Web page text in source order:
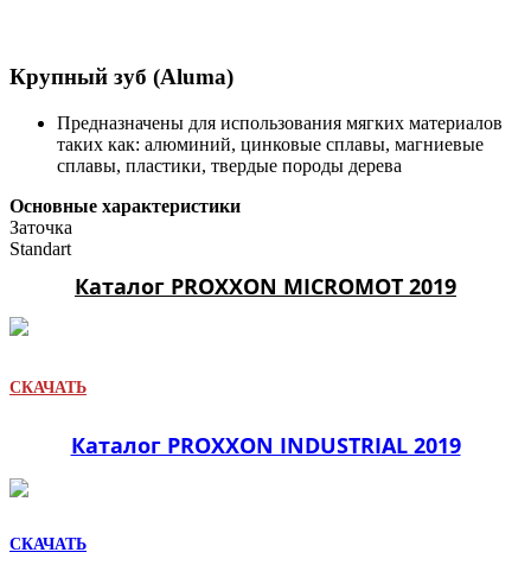
Крупный зуб (Aluma)
Предназначены для использования мягких материалов
таких как: алюминий, цинковые сплавы, магниевые
сплавы, пластики, твердые породы дерева
Основные характеристики
Заточка
Standart
Каталог PROXXON MICROMOT 2019
СКАЧАТЬ
Каталог PROXXON INDUSTRIAL 2019
СКАЧАТЬ